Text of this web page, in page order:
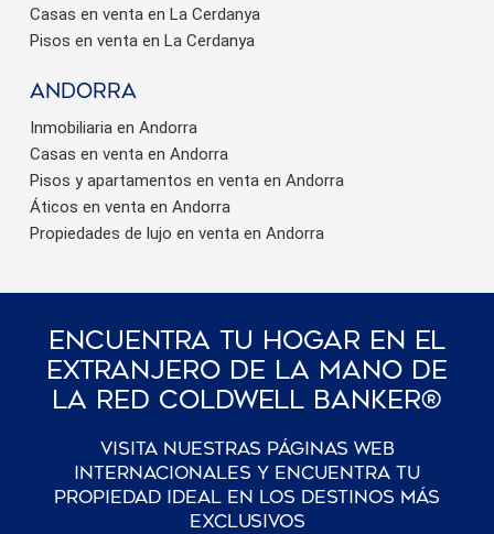
Casas en venta en La Cerdanya
Pisos en venta en La Cerdanya
Andorra
Inmobiliaria en Andorra
Casas en venta en Andorra
Pisos y apartamentos en venta en Andorra
Áticos en venta en Andorra
Propiedades de lujo en venta en Andorra
Encuentra Tu Hogar En El
Extranjero De La Mano De
La Red Coldwell Banker®
Visita nuestras páginas web
internacionales y encuentra tu
propiedad ideal en los destinos más
exclusivos